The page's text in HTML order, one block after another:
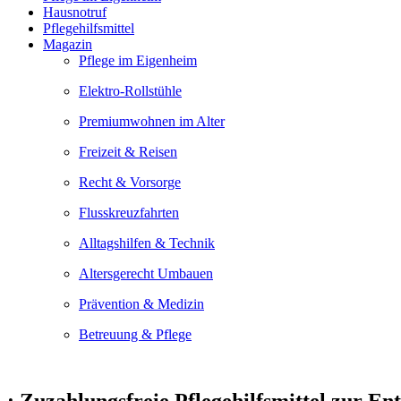
Hausnotruf
Pflegehilfsmittel
Magazin
Pflege im Eigenheim
Elektro-Rollstühle
Premiumwohnen im Alter
Freizeit & Reisen
Recht & Vorsorge
Flusskreuzfahrten
Alltagshilfen & Technik
Altersgerecht Umbauen
Prävention & Medizin
Betreuung & Pflege